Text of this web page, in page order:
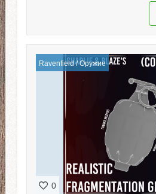
Ravenfield/Оружие
0